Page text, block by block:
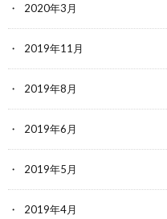
2020年3月
2019年11月
2019年8月
2019年6月
2019年5月
2019年4月